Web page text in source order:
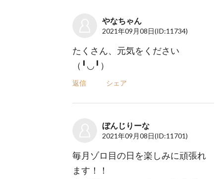
やなちゃん
2021年09月08日(ID:11734)
たくさん、元気をください
（╹◡╹）
返信 シェア
ぼんじりーな
2021年09月08日(ID:11701)
毎月ゾロ目の日を楽しみに頑張れ
ます！！